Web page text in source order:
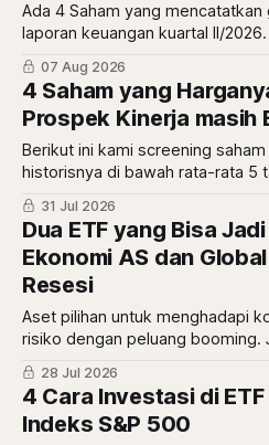
Ada 4 Saham yang
laporan keuangan kuartal II/
atau malah tanda diskon? simak
07 Aug 2026
4 Saham yang
Prospek Kinerja masih
Berikut ini kami screening
historisnya di bawah rata-rata 5
kinerjanya lagi bertumbuh. Siapa
31 Jul 2026
Dua ETF yang Bisa
Ekonomi AS dan
Resesi
Aset pilihan untuk menghadapi
risiko dengan peluang booming.
punya cash, jika risiko tidak
booming bisa tetap cuan.
28 Jul 2026
4 Cara Investasi di
Indeks S&P 500